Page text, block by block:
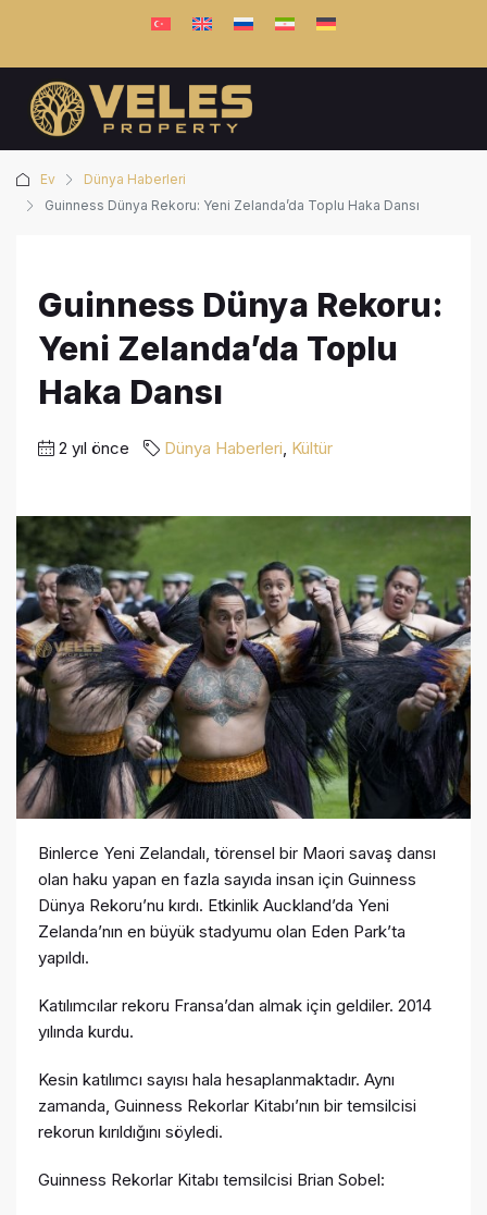
Ev
Dünya Haberleri
Guinness Dünya Rekoru: Yeni Zelanda’da Toplu Haka Dansı
Guinness Dünya Rekoru:
Yeni Zelanda’da Toplu
Haka Dansı
2 yıl önce Dünya Haberleri Kültür
Binlerce Yeni Zelandalı, törensel bir Maori savaş dansı
olan haku yapan en fazla sayıda insan için Guinness
Dünya Rekoru’nu kırdı. Etkinlik Auckland’da Yeni
Zelanda’nın en büyük stadyumu olan Eden Park’ta
yapıldı.
Katılımcılar rekoru Fransa’dan almak için geldiler. 2014
yılında kurdu.
Kesin katılımcı sayısı hala hesaplanmaktadır. Aynı
zamanda, Guinness Rekorlar Kitabı’nın bir temsilcisi
rekorun kırıldığını söyledi.
Guinness Rekorlar Kitabı temsilcisi Brian Sobel: